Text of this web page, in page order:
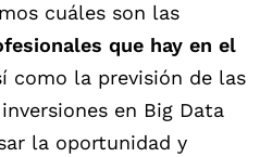
cuáles son las
que hay en el
como la previsión de las
en Big Data
la oportunidad y